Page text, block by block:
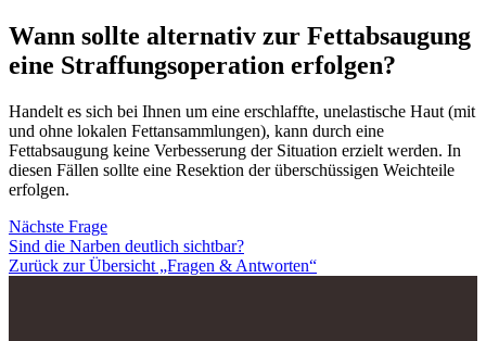
Wann sollte alternativ zur Fettabsaugung
eine Straffungsoperation erfolgen?
Handelt es sich bei Ihnen um eine erschlaffte, unelastische Haut (mit
und ohne lokalen Fettansammlungen), kann durch eine
Fettabsaugung keine Verbesserung der Situation erzielt werden. In
diesen Fällen sollte eine Resektion der überschüssigen Weichteile
erfolgen.
Nächste Frage
Sind die Narben deutlich sichtbar?
Zurück zur Übersicht „Fragen & Antworten“